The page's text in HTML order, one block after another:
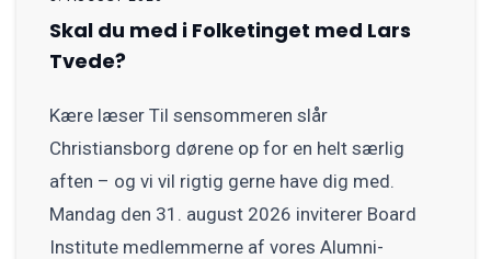
Skal du med i Folketinget med Lars
Tvede?
Kære læser Til sensommeren slår
Christiansborg dørene op for en helt særlig
aften – og vi vil rigtig gerne have dig med.
Mandag den 31. august 2026 inviterer Board
Institute medlemmerne af vores Alumni-